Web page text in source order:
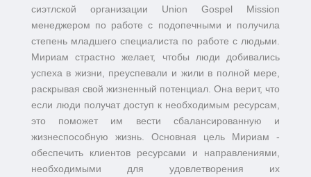
сиэтлской организации Union Gospel Mission
менеджером по работе с подопечными и получила
степень младшего специалиста по работе с людьми.
Мириам страстно желает, чтобы люди добивались
успеха в жизни, преуспевали и жили в полной мере,
раскрывая свой жизненный потенциал. Она верит, что
если люди получат доступ к необходимым ресурсам,
это поможет им вести сбалансированную и
жизнеспособную жизнь. Основная цель Мириам -
обеспечить клиентов ресурсами и направлениями,
необходимыми для удовлетворения их